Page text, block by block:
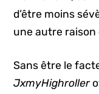
d’être moins
une autre
Sans être le
JxmyHighroller